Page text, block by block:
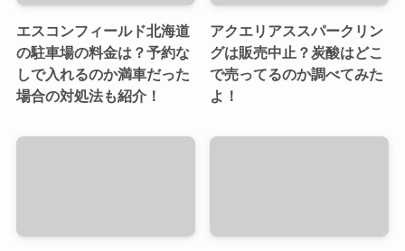
エスコンフィールド北海道
の駐車場の料金は？予約な
しで入れるのか満車だった
場合の対処法も紹介！
アクエリアススパークリン
グは販売中止？炭酸はどこ
で売ってるのか調べてみた
よ！